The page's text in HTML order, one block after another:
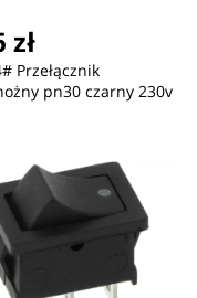
zł
Przełącznik
pn30 czarny 230v